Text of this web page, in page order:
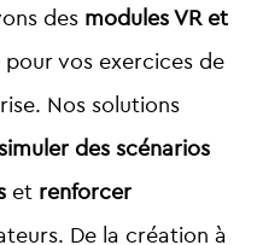
des modules VR et
pour vos exercices de
Nos solutions
des scénarios
et renforcer
De la création à